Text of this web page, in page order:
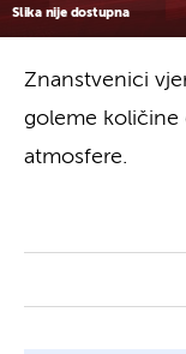
Slika nije dostupna
Znanstvenici
goleme količine
atmosfere.